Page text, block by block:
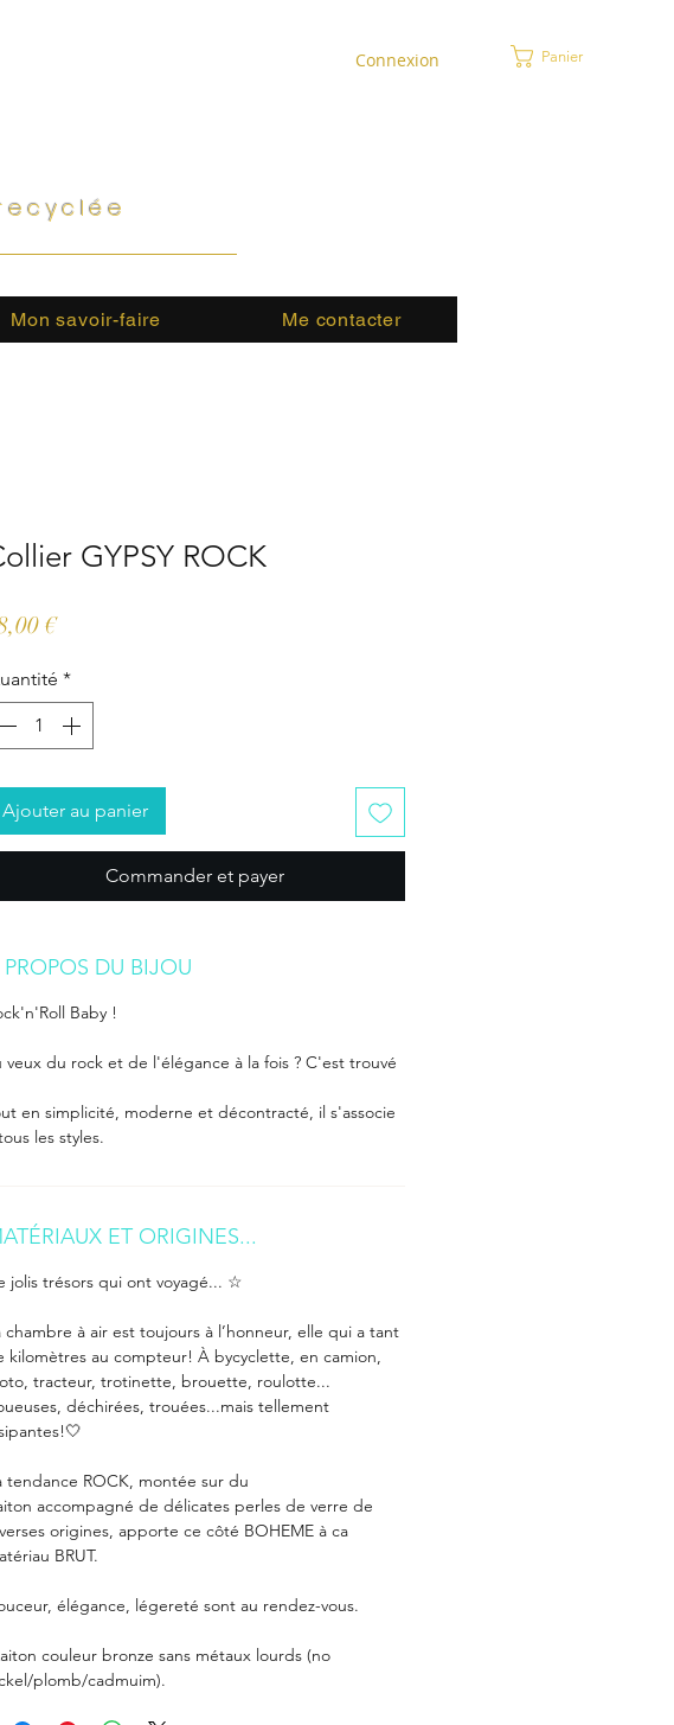
Panier
Connexion
Mon savoir-faire Me contacter
GYPSY ROCK
€Prix
*
Ajouter au panier
Commander et payer
DU BIJOU
Baby !
veux du rock et de l'élégance à la fois ? C'est trouvé
en simplicité, moderne et décontracté, il s'associe
les styles.
ET ORIGINES...
jolis trésors qui ont voyagé... ☆
chambre à air est toujours à l’honneur, elle qui a tant
kilomètres au compteur! À bycyclette, en camion,
tracteur, trotinette, brouette, roulotte...
déchirées, trouées...mais tellement
tendance ROCK, montée sur du
accompagné de délicates perles de verre de
origines, apporte ce côté BOHEME à ca
BRUT.
élégance, légereté sont au rendez-vous.
couleur bronze sans métaux lourds (no
plomb/cadmuim).